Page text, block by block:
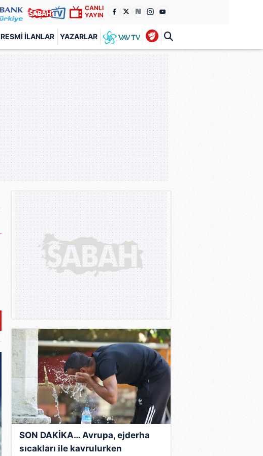
CANLI
YAYIN
RESMI İLANLAR YAZARLAR
SON DAKİKA… Avrupa, ejderha
sıcakları ile kavrulurken